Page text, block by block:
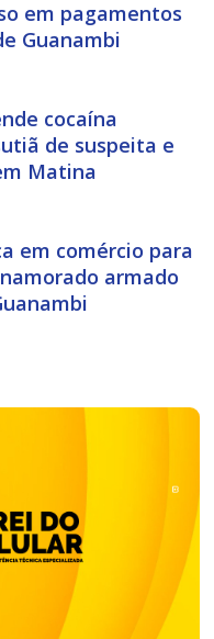
em pagamentos
Guanambi
cocaína
de suspeita e
Matina
em comércio para
armado